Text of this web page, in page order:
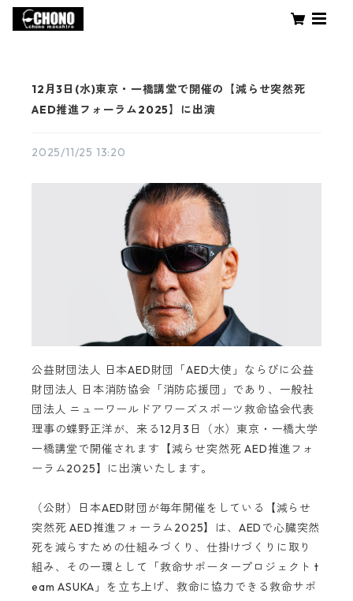
12月3日(水)東京・一橋講堂で開催の【減らせ突然死
AED推進フォーラム2025】に出演
2025/11/25 13:20
公益財団法人 日本AED財団「AED大使」ならびに公益
財団法人 日本消防協会「消防応援団」であり、一般社
団法人 ニューワールドアワーズスポーツ救命協会代表
理事の蝶野正洋が、来る12月3日（水）東京・一橋大学
一橋講堂で開催されます【減らせ突然死 AED推進フォ
ーラム2025】に出演いたします。
（公財）日本AED財団が毎年開催をしている【減らせ
突然死 AED推進フォーラム2025】は、AEDで心臓突然
死を減らすための仕組みづくり、仕掛けづくりに取り
組み、その一環として「救命サポータープロジェクト t
eam ASUKA」を立ち上げ、救命に協力できる救命サポ